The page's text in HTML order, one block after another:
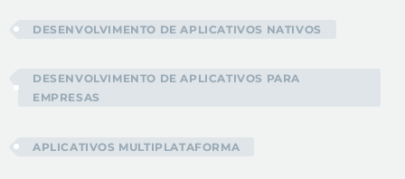
DESENVOLVIMENTO DE APLICATIVOS NATIVOS
DESENVOLVIMENTO DE APLICATIVOS PARA
EMPRESAS
APLICATIVOS MULTIPLATAFORMA